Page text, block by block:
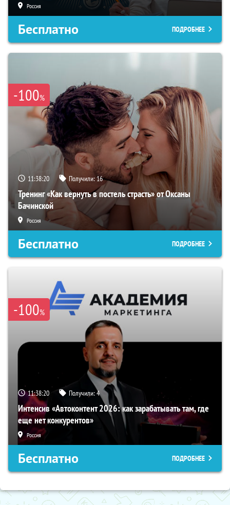
Россия
Бесплатно ПОДРОБНЕЕ
-100%
11:38:19 Получили:16
Тренинг «Как вернуть в постель страсть» от Оксаны
Бачинской
Россия
Бесплатно ПОДРОБНЕЕ
-100%
11:38:19 Получили:4
Интенсив «Автоконтент 2026: как зарабатывать там, где
еще нет конкурентов»
Россия
Бесплатно ПОДРОБНЕЕ